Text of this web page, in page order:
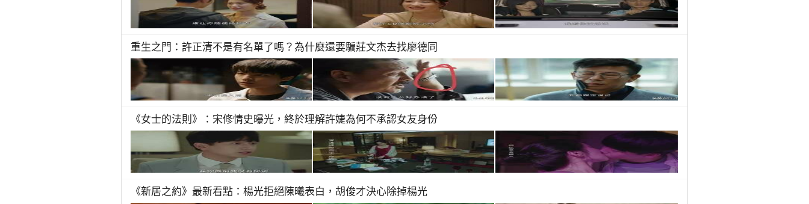
重生之門：許正清不是有名單了嗎？為什麼還要騙莊文杰去找廖德同
《女士的法則》：宋修情史曝光，終於理解許婕為何不承認女友身份
《新居之約》最新看點：楊光拒絕陳曦表白，胡俊才決心除掉楊光